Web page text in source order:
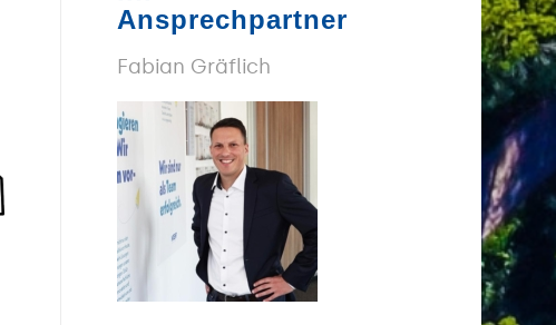
Ansprechpartner
Fabian Gräflich